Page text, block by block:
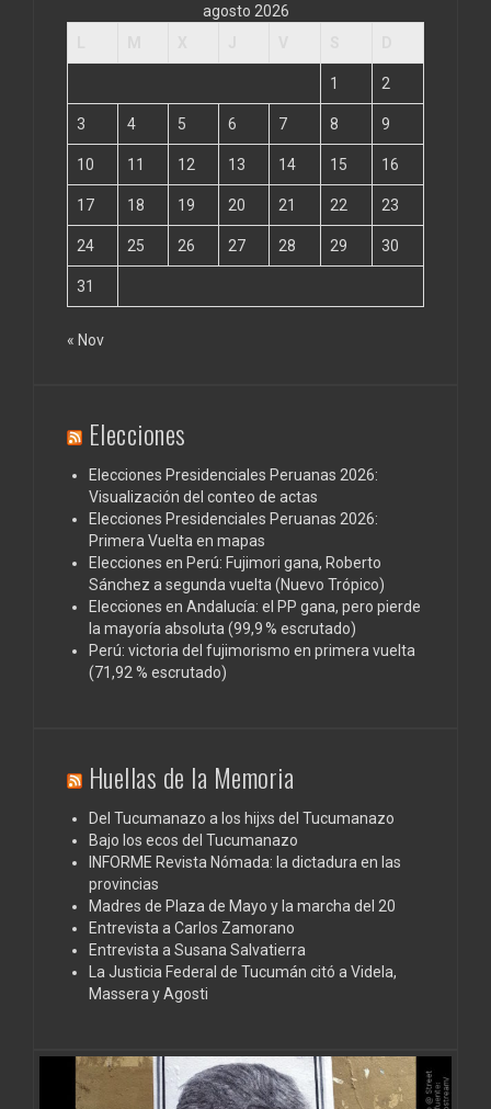
agosto 2026
1 2
3 4 5 6 7 8 9
10 11 12 13 14 15 16
17 18 19 20 21 22 23
24 25 26 27 28 29 30
31
« Nov
Elecciones
Elecciones Presidenciales Peruanas 2026:
Visualización del conteo de actas
Elecciones Presidenciales Peruanas 2026:
Primera Vuelta en mapas
Elecciones en Perú: Fujimori gana, Roberto
Sánchez a segunda vuelta (Nuevo Trópico)
Elecciones en Andalucía: el PP gana, pero pierde
la mayoría absoluta (99,9 % escrutado)
Perú: victoria del fujimorismo en primera vuelta
(71,92 % escrutado)
Huellas de la Memoria
Del Tucumanazo a los hijxs del Tucumanazo
Bajo los ecos del Tucumanazo
INFORME Revista Nómada: la dictadura en las
provincias
Madres de Plaza de Mayo y la marcha del 20
Entrevista a Carlos Zamorano
Entrevista a Susana Salvatierra
La Justicia Federal de Tucumán citó a Videla,
Massera y Agosti